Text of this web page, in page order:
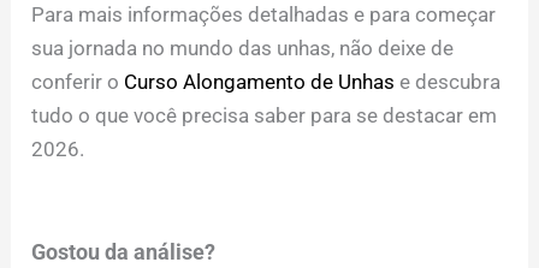
Para mais informações detalhadas e para começar
sua jornada no mundo das unhas, não deixe de
conferir o Curso Alongamento de Unhas e descubra
tudo o que você precisa saber para se destacar em
2026.
Gostou da análise?